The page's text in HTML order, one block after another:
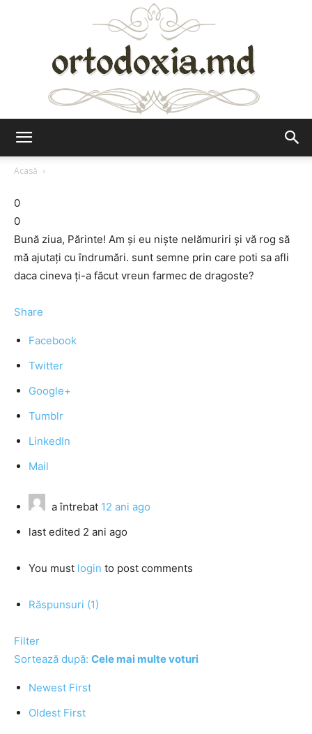
Acasă
0
0
Bună ziua, Părinte! Am și eu niște nelămuriri și vă rog să
mă ajutați cu îndrumări. sunt semne prin care poti sa afli
daca cineva ţi-a făcut vreun farmec de dragoste?
Share
Facebook
Twitter
Google+
Tumblr
LinkedIn
Mail
a întrebat 12 ani ago
last edited 2 ani ago
You must login to post comments
Răspunsuri (1)
Filter
Sortează după: Cele mai multe voturi
Newest First
Oldest First